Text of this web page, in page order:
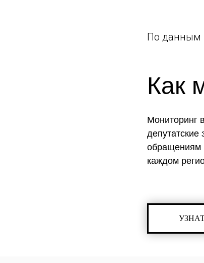
По данным
Как
Мониторинг
обращениям
каждом